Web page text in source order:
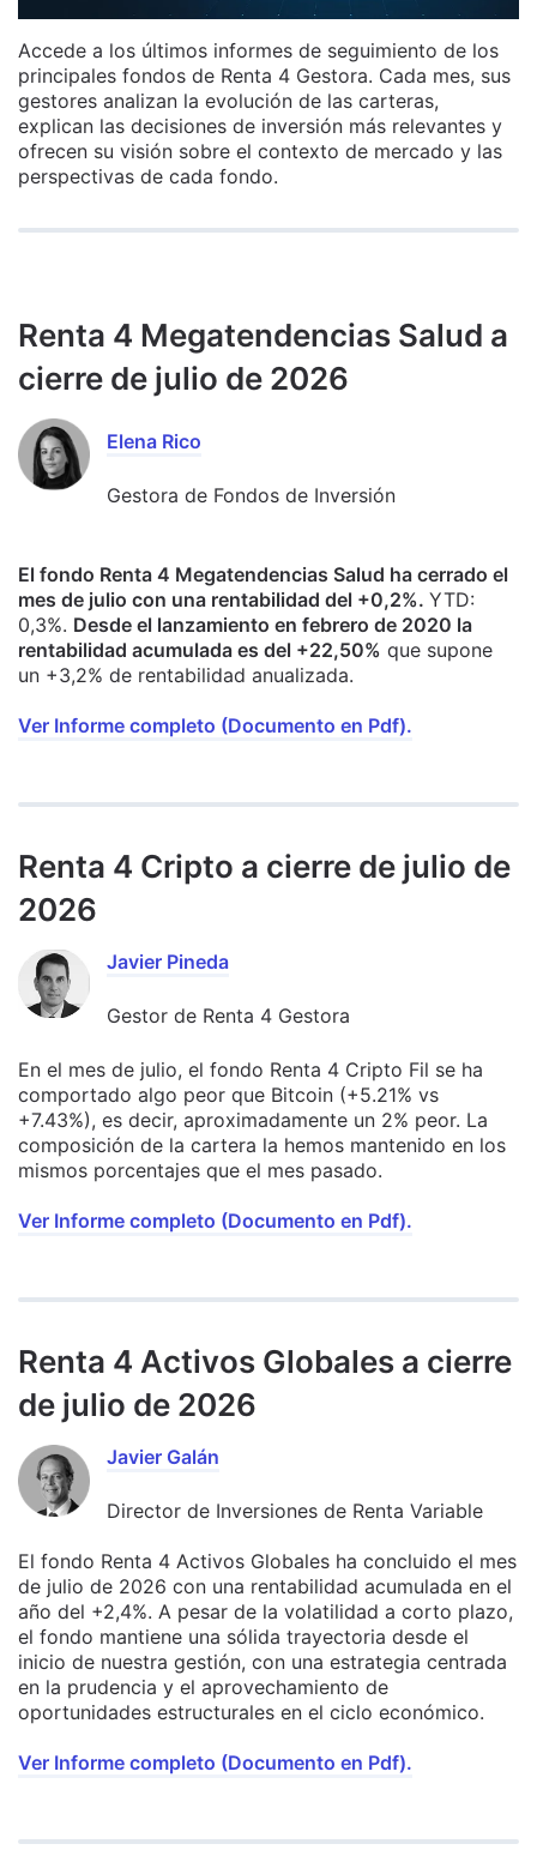
Accede a los últimos informes de seguimiento de los
principales fondos de Renta 4 Gestora. Cada mes, sus
gestores analizan la evolución de las carteras,
explican las decisiones de inversión más relevantes y
ofrecen su visión sobre el contexto de mercado y las
perspectivas de cada fondo.
Renta 4 Megatendencias Salud a
cierre de julio de 2026
Elena Rico
Gestora de Fondos de Inversión
El fondo Renta 4 Megatendencias Salud ha cerrado el
mes de julio con una rentabilidad del +0,2%. YTD:
0,3%. Desde el lanzamiento en febrero de 2020 la
rentabilidad acumulada es del +22,50% que supone
un +3,2% de rentabilidad anualizada.
Ver Informe completo (Documento en Pdf).
Renta 4 Cripto a cierre de julio de
2026
Javier Pineda
Gestor de Renta 4 Gestora
En el mes de julio, el fondo Renta 4 Cripto Fil se ha
comportado algo peor que Bitcoin (+5.21% vs
+7.43%), es decir, aproximadamente un 2% peor. La
composición de la cartera la hemos mantenido en los
mismos porcentajes que el mes pasado.
Ver Informe completo (Documento en Pdf).
Renta 4 Activos Globales a cierre
de julio de 2026
Javier Galán
Director de Inversiones de Renta Variable
El fondo Renta 4 Activos Globales ha concluido el mes
de julio de 2026 con una rentabilidad acumulada en el
año del +2,4%. A pesar de la volatilidad a corto plazo,
el fondo mantiene una sólida trayectoria desde el
inicio de nuestra gestión, con una estrategia centrada
en la prudencia y el aprovechamiento de
oportunidades estructurales en el ciclo económico.
Ver Informe completo (Documento en Pdf).